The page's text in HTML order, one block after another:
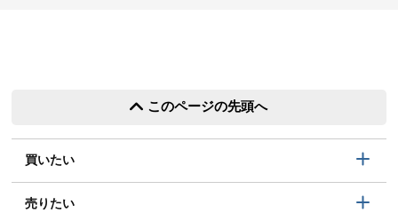
このページの先頭へ
買いたい
売りたい